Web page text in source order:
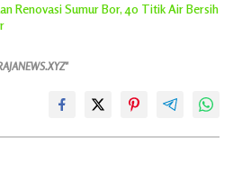
Renovasi Sumur Bor, 40 Titik Air Bersih